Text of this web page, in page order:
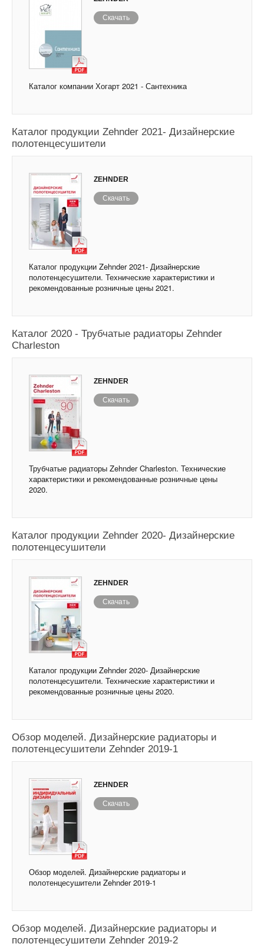
Скачать
Каталог компании Хогарт 2021 - Сантехника
Каталог продукции Zehnder 2021- Дизайнерские
полотенцесушители
ZEHNDER
Скачать
Каталог продукции Zehnder 2021- Дизайнерские
полотенцесушители. Технические характеристики и
рекомендованные розничные цены 2021.
Каталог 2020 - Трубчатые радиаторы Zehnder
Charleston
ZEHNDER
Скачать
Трубчатые радиаторы Zehnder Charleston. Технические
характеристики и рекомендованные розничные цены
2020.
Каталог продукции Zehnder 2020- Дизайнерские
полотенцесушители
ZEHNDER
Скачать
Каталог продукции Zehnder 2020- Дизайнерские
полотенцесушители. Технические характеристики и
рекомендованные розничные цены 2020.
Обзор моделей. Дизайнерские радиаторы и
полотенцесушители Zehnder 2019-1
ZEHNDER
Скачать
Обзор моделей. Дизайнерские радиаторы и
полотенцесушители Zehnder 2019-1
Обзор моделей. Дизайнерские радиаторы и
полотенцесушители Zehnder 2019-2